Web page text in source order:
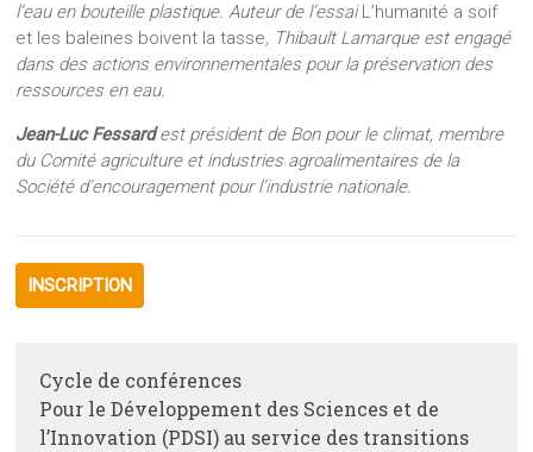
l’eau en bouteille plastique. Auteur de l’essaiL’humanité a soif
et les baleines boivent la tasse, Thibault Lamarque est engagé
dans des actions environnementales pour la préservation des
ressources en eau.
Jean-Luc Fessardest président de Bon pour le climat, membre
du Comité agriculture et industries agroalimentaires de la
Société d’encouragement pour l’industrie nationale.
INSCRIPTION
Cycle de conférences
Pour le Développement des Sciences et de
l’Innovation (PDSI) au service des transitions